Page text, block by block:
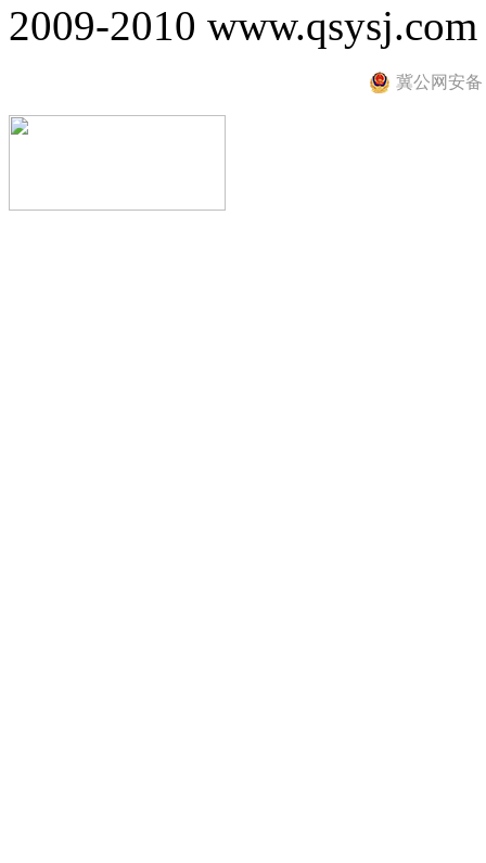
2009-2010
冀公网安备